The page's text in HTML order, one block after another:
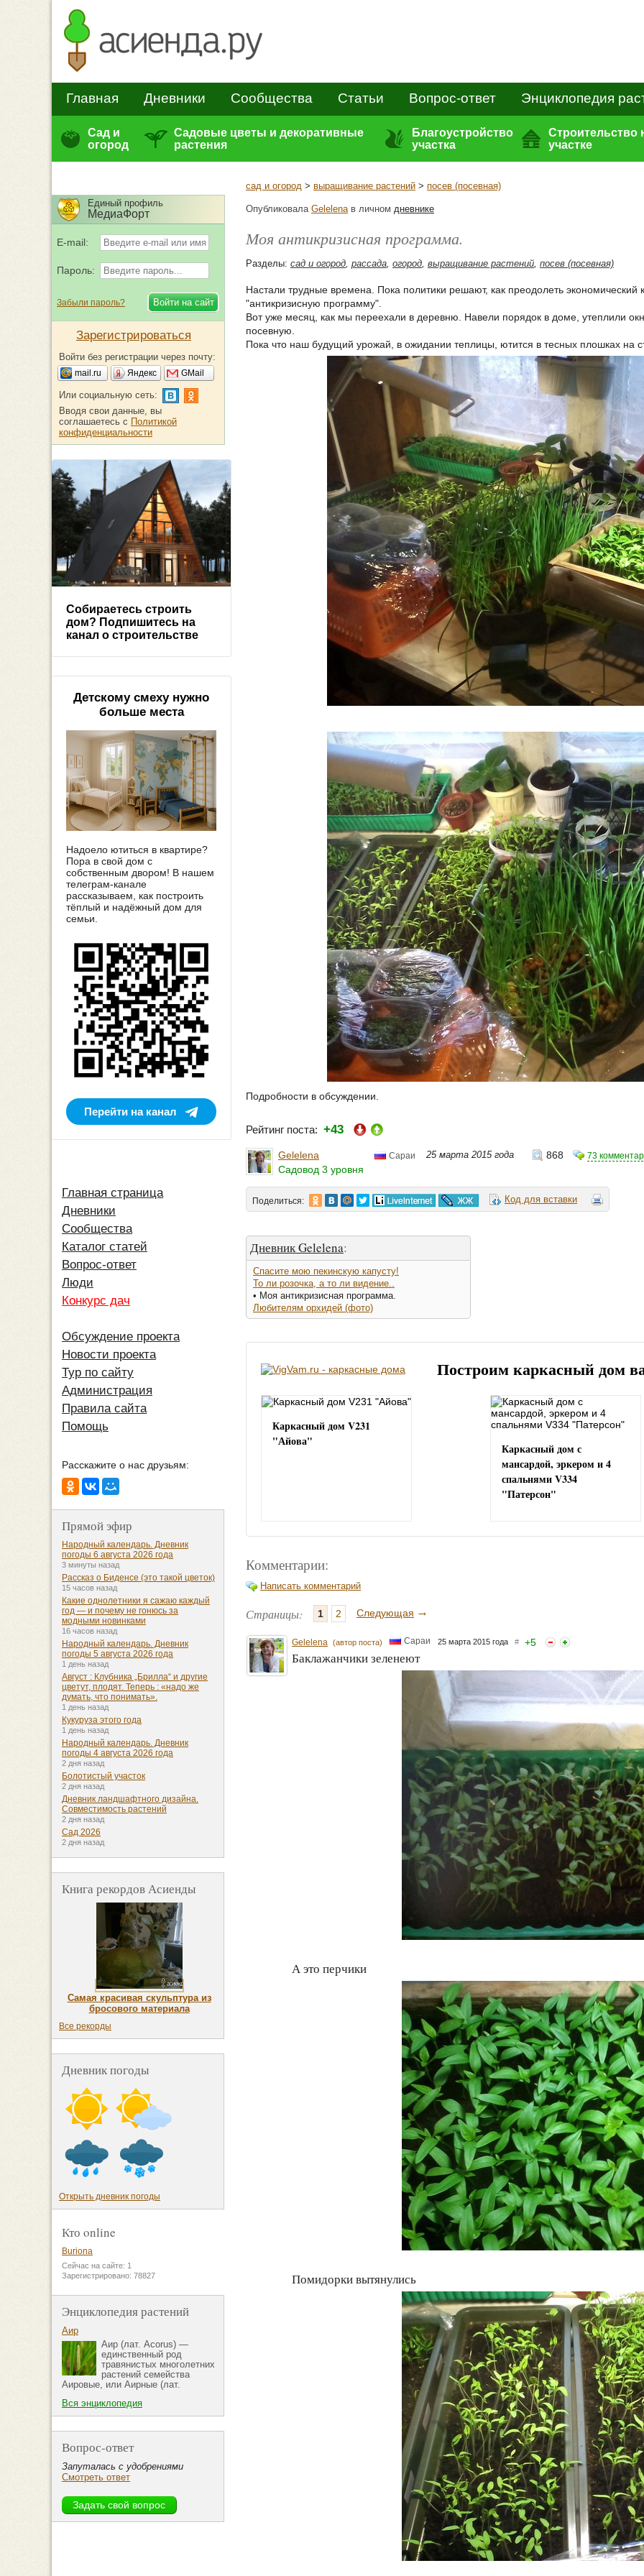
Главная Дневники Сообщества Статьи Вопрос-ответ Энциклопедия
Сад и
огород
Садовые цветы и декоративные
растения
Благоустройство
участка
Строительство
участке
сад и огород > выращивание растений > посев (посевная)
Опубликовала Gelelenaв личном дневнике
Моя антикризисная программа.
Разделы: сад и огород, рассада, огород, выращивание растений, посев (посевная)
Настали трудные времена. Пока политики решают, как преодолеть
"антикризисную программу".
Вот уже месяц, как мы переехали в деревню. Навели порядок в доме, утеплили
посевную.
Пока что наш будущий урожай, в ожидании теплицы, ютится в тесных плошках на
Подробности в обсуждении.
Рейтинг поста: +43
Gelelena
Садовод 3 уровня
Сараи 25 марта 2015 года 868 73
Поделиться: Код для вставки
Дневник Gelelena:
Спасите мою пекинскую капусту!
То ли розочка, а то ли видение..
• Моя антикризисная программа.
Любителям орхидей (фото)
Построим каркасный дом
Каркасный дом V231
"Айова"
Каркасный дом с
мансардой, эркером и 4
спальнями V334
"Патерсон"
Комментарии:
Написать комментарий
Страницы: 1 2 Следующая →
Gelelena (автор поста) Сараи 25 марта 2015 года # +5
Баклажанчики зеленеют
А это перчики
Помидорки вытянулись
Единый профиль
МедиаФорт
E-mail:
Пароль:
Забыли пароль?
Зарегистрироваться
Войти без регистрации через почту:
mail.ru Яндекс GMail
Или социальную сеть:
Вводя свои данные, вы
соглашаетесь с Политикой
конфиденциальности
Собираетесь строить
дом? Подпишитесь на
канал о строительстве
Детскому смеху нужно
больше места
Надоело ютиться в квартире?
Пора в свой дом с
собственным двором! В нашем
телеграм-канале
рассказываем, как построить
тёплый и надёжный дом для
семьи.
Перейти на канал
Главная страница
Дневники
Сообщества
Каталог статей
Вопрос-ответ
Люди
Конкурс дач
Обсуждение проекта
Новости проекта
Тур по сайту
Администрация
Правила сайта
Помощь
Расскажите о нас друзьям:
Прямой эфир
Народный календарь. Дневник
погоды 6 августа 2026 года
3 минуты назад
Рассказ о Биденсе (это такой цветок)
15 часов назад
Какие однолетники я сажаю каждый
год — и почему не гонюсь за
модными новинками
16 часов назад
Народный календарь. Дневник
погоды 5 августа 2026 года
1 день назад
Август : Клубника „Брилла“ и другие
цветут, плодят. Теперь : «надо же
думать, что понимать».
1 день назад
Кукуруза этого года
1 день назад
Народный календарь. Дневник
погоды 4 августа 2026 года
2 дня назад
Болотистый участок
2 дня назад
Дневник ландшафтного дизайна.
Совместимость растений
2 дня назад
Сад 2026
2 дня назад
Книга рекордов Асиенды
Самая красивая скульптура из
бросового материала
Все рекорды
Дневник погоды
Открыть дневник погоды
Кто online
Buriona
Сейчас на сайте: 1
Зарегистрировано: 78827
Энциклопедия растений
Аир
Аир (лат. Acorus) —
единственный род
травянистых многолетних
растений семейства
Аировые, или Аирные (лат.
Вся энциклопедия
Вопрос-ответ
Запуталась с удобрениями
Смотреть ответ